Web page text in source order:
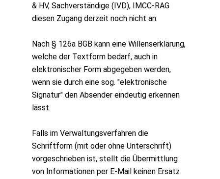
& HV, Sachverständige (IVD), IMCC-RAG
diesen Zugang derzeit noch nicht an.
Nach § 126a BGB kann eine Willenserklärung,
welche der Textform bedarf, auch in
elektronischer Form abgegeben werden,
wenn sie durch eine sog. "elektronische
Signatur" den Absender eindeutig erkennen
lässt.
Falls im Verwaltungsverfahren die
Schriftform (mit oder ohne Unterschrift)
vorgeschrieben ist, stellt die Übermittlung
von Informationen per E-Mail keinen Ersatz